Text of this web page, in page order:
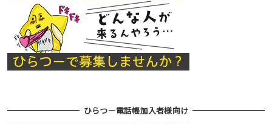
ひらつー電話帳加入者様向け